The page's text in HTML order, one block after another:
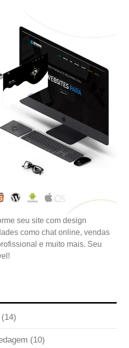
seu site com design
como chat online, vendas
e muito mais. Seu
(14)
(10)